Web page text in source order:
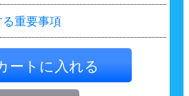
重要事項
ートに入れる